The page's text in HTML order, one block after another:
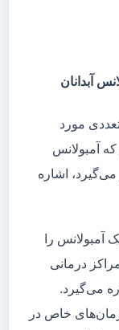
آبدانان
مورد
آمبولانس
می‌گیرد، اشاره
را
درمانی
می‌گیرد.
زمان‌های خاص در